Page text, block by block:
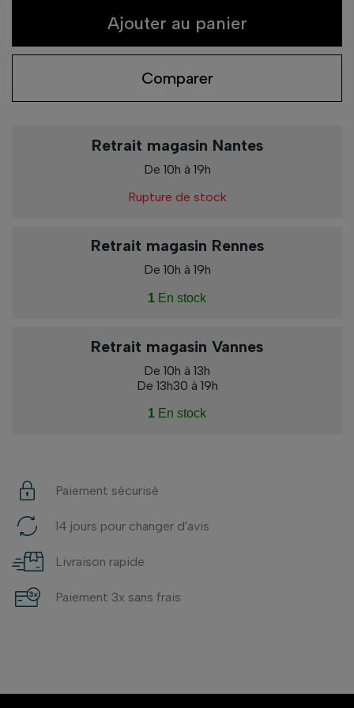
Ajouter au panier
Comparer
Retrait magasin Nantes
De 10h à 19h
Rupture de stock
Retrait magasin Rennes
De 10h à 19h
1 En stock
Retrait magasin Vannes
De 10h à 13h
De 13h30 à 19h
1 En stock
Paiement sécurisé
14 jours pour changer d'avis
Livraison rapide
Paiement 3x sans frais